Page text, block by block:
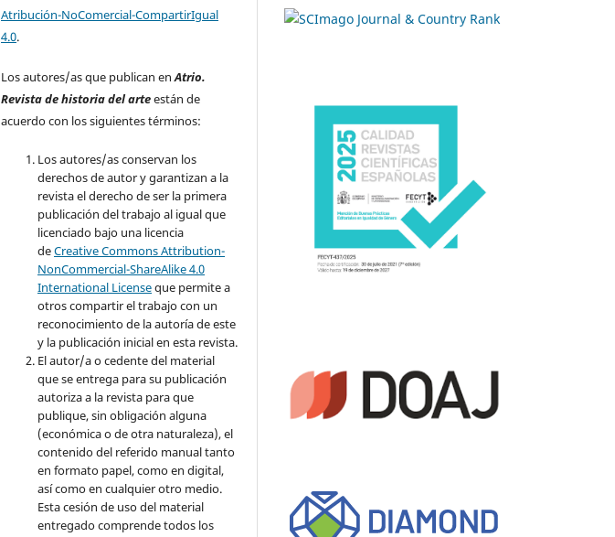
Atribución-NoComercial-CompartirIgual
4.0.
Los autores/as que publican enAtrio.
Revista de historia del arteestán de
acuerdo con los siguientes términos:
Los autores/as conservan los
derechos de autor y garantizan a la
revista el derecho de ser la primera
publicación del trabajo al igual que
licenciado bajo una licencia
deCreative Commons Attribution-
NonCommercial-ShareAlike 4.0
International Licenseque permite a
otros compartir el trabajo con un
reconocimiento de la autoría de este
y la publicación inicial en esta revista.
El autor/a o cedente del material
que se entrega para su publicación
autoriza a la revista para que
publique, sin obligación alguna
(económica o de otra naturaleza), el
contenido del referido manual tanto
en formato papel, como en digital,
así como en cualquier otro medio.
Esta cesión de uso del material
entregado comprende todos los